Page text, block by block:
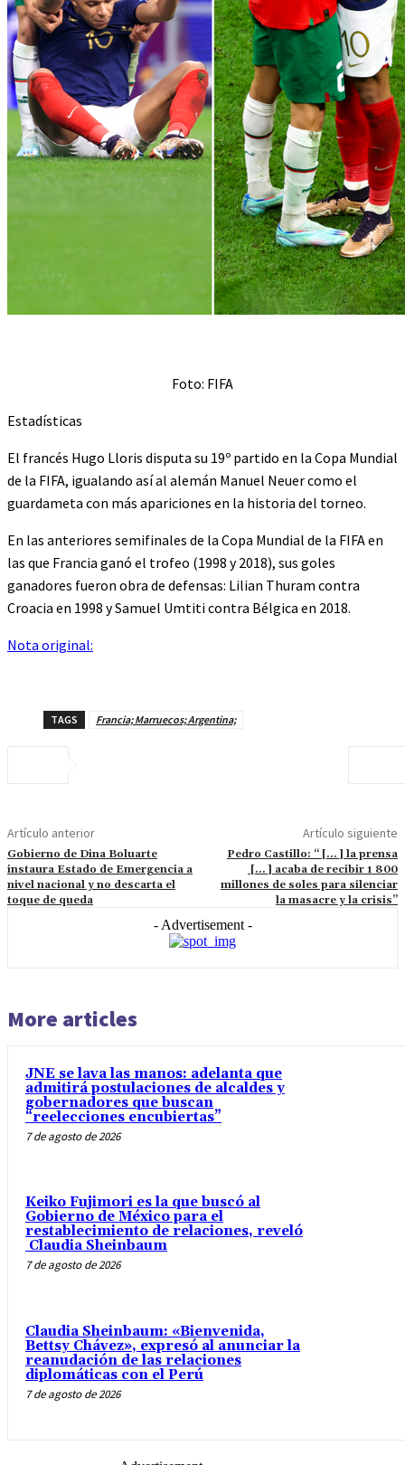
Foto: FIFA
Estadísticas
El francés Hugo Lloris disputa su 19º partido en la Copa Mundial
de la FIFA, igualando así al alemán Manuel Neuer como el
guardameta con más apariciones en la historia del torneo.
En las anteriores semifinales de la Copa Mundial de la FIFA en
las que Francia ganó el trofeo (1998 y 2018), sus goles
ganadores fueron obra de defensas: Lilian Thuram contra
Croacia en 1998 y Samuel Umtiti contra Bélgica en 2018.
Nota original:
TAGS Francia; Marruecos; Argentina;
Artículo anterior
Gobierno de Dina Boluarte
instaura Estado de Emergencia a
nivel nacional y no descarta el
toque de queda
Artículo siguiente
Pedro Castillo: “ [… ] la prensa
[… ] acaba de recibir 1 800
millones de soles para silenciar
la masacre y la crisis”
- Advertisement -
More articles
JNE se lava las manos: adelanta que
admitirá postulaciones de alcaldes y
gobernadores que buscan
“reelecciones encubiertas”
7 de agosto de 2026
Keiko Fujimori es la que buscó al
Gobierno de México para el
restablecimiento de relaciones, reveló
Claudia Sheinbaum
7 de agosto de 2026
Claudia Sheinbaum: «Bienvenida,
Bettsy Chávez», expresó al anunciar la
reanudación de las relaciones
diplomáticas con el Perú
7 de agosto de 2026